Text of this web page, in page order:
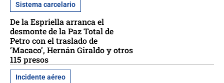
Sistema carcelario
De la Espriella arranca el
desmonte de la Paz Total de
Petro con el traslado de
‘Macaco’, Hernán Giraldo y otros
115 presos
Incidente aéreo